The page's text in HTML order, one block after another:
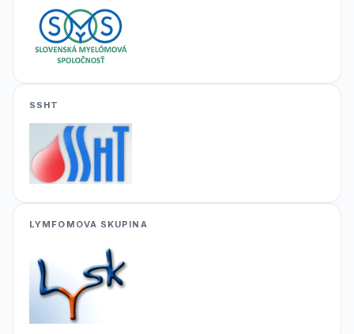
SSHT
LYMFOMOVA SKUPINA